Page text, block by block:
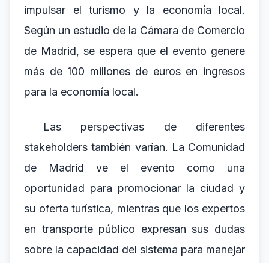
impulsar el turismo y la economía local.
Según un estudio de la Cámara de Comercio
de Madrid, se espera que el evento genere
más de 100 millones de euros en ingresos
para la economía local.
Las perspectivas de diferentes
stakeholders también varían. La Comunidad
de Madrid ve el evento como una
oportunidad para promocionar la ciudad y
su oferta turística, mientras que los expertos
en transporte público expresan sus dudas
sobre la capacidad del sistema para manejar